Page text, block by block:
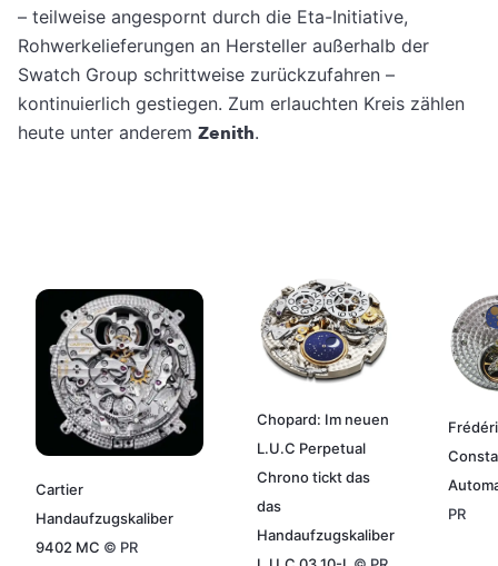
– teilweise angespornt durch die Eta-Initiative,
Rohwerkelieferungen an Hersteller außerhalb der
Swatch Group schrittweise zurückzufahren –
kontinuierlich gestiegen. Zum erlauchten Kreis zählen
heute unter anderem Zenith.
Cartier
Handaufzugskaliber
9402 MC © PR
Chopard: Im neuen
L.U.C Perpetual
Chrono tickt das
das
Handaufzugskaliber
PR